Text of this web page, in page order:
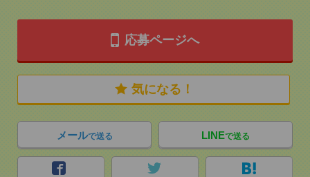
応募ページへ
気になる！
メールで送る LINEで送る